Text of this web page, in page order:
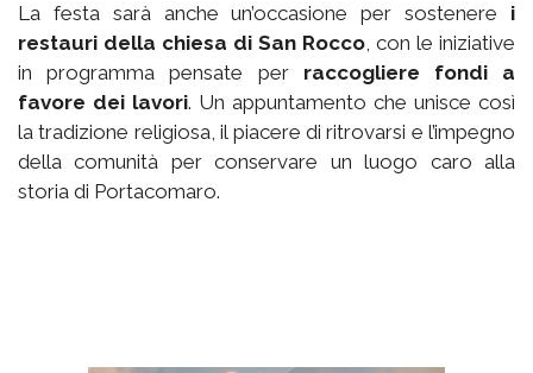
La festa sarà anche un’occasione per sostenere i
restauri della chiesa di San Rocco, con le iniziative
in programma pensate per raccogliere fondi a
favore dei lavori. Un appuntamento che unisce così
la tradizione religiosa, il piacere di ritrovarsi e l’impegno
della comunità per conservare un luogo caro alla
storia di Portacomaro.